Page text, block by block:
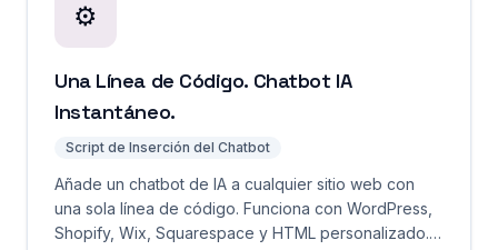
⚙️
Una Línea de Código. Chatbot IA
Instantáneo.
Script de Inserción del Chatbot
Añade un chatbot de IA a cualquier sitio web con
una sola línea de código. Funciona con WordPress,
Shopify, Wix, Squarespace y HTML personalizado.